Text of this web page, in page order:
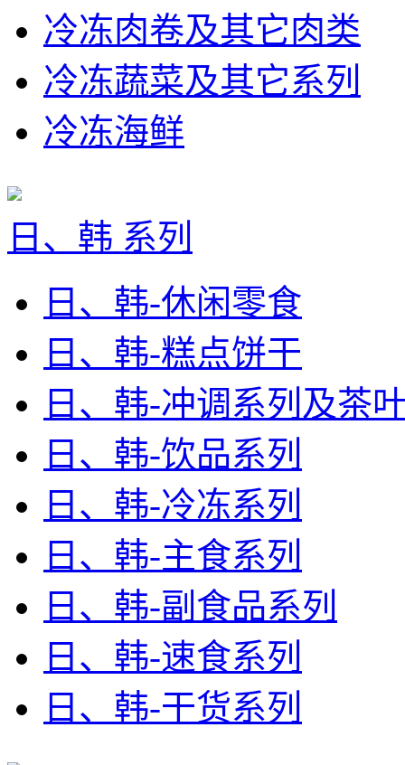
冷冻肉卷及其它肉类
冷冻蔬菜及其它系列
冷冻海鲜
日、韩 系列
日、韩-休闲零食
日、韩-糕点饼干
日、韩-冲调系列及茶
日、韩-饮品系列
日、韩-冷冻系列
日、韩-主食系列
日、韩-副食品系列
日、韩-速食系列
日、韩-干货系列